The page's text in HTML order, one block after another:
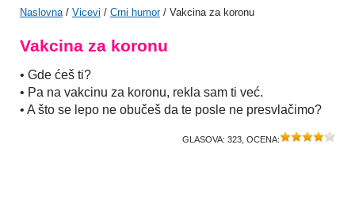
Naslovna/ Vicevi / Crni humor/ Vakcina za koronu
Vakcina za koronu
• Gde ćeš ti?
• Pa na vakcinu za koronu, rekla sam ti već.
• A što se lepo ne obučeš da te posle ne presvlačimo?
GLASOVA: 323 , OCENA: